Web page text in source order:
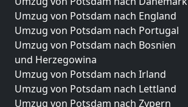
Umzug von Potsdam nach England
Umzug von Potsdam nach Portugal
Umzug von Potsdam nach Bosnien
und Herzegowina
Umzug von Potsdam nach Irland
Umzug von Potsdam nach Lettland
Umzug von Potsdam nach Zypern